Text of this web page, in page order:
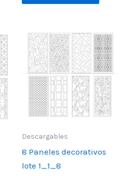
Descargables
8 Paneles decorativos
lote 1_1_8